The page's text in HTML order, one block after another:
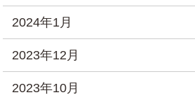
2024年1月
2023年12月
2023年10月